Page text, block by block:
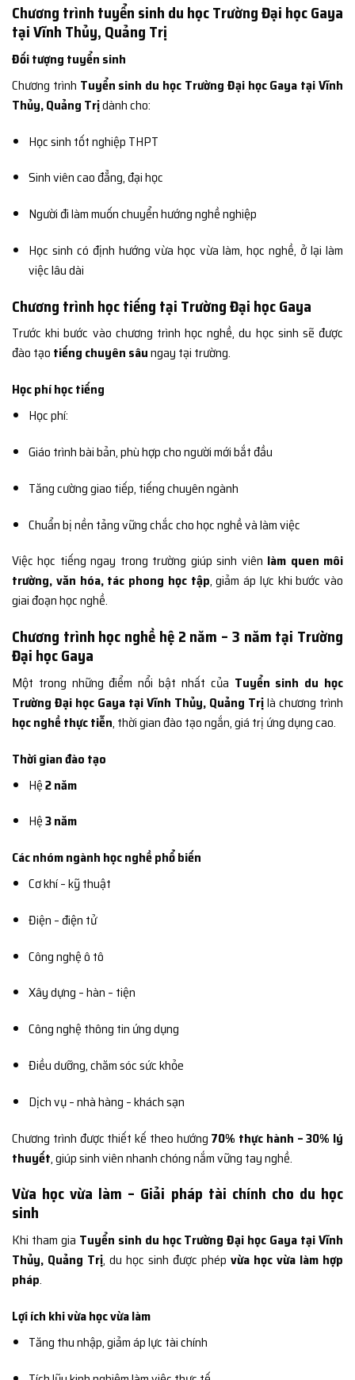
Chương trình tuyển sinh du học Trường Đại học Gaya
tại Vĩnh Thủy, Quảng Trị
Đối tượng tuyển sinh
Chương trình Tuyển sinh du học Trường Đại học Gaya tại Vĩnh
Thủy, Quảng Trịdành cho:
Học sinh tốt nghiệp THPT
Sinh viên cao đẳng, đại học
Người đi làm muốn chuyển hướng nghề nghiệp
Học sinh có định hướng vừa học vừa làm, học nghề, ở lại làm
việc lâu dài
Chương trình học tiếng tại Trường Đại học Gaya
Trước khi bước vào chương trình học nghề, du học sinh sẽ được
đào tạo tiếng chuyên sâungay tại trường.
Học phí học tiếng
Học phí:
Giáo trình bài bản, phù hợp cho người mới bắt đầu
Tăng cường giao tiếp, tiếng chuyên ngành
Chuẩn bị nền tảng vững chắc cho học nghề và làm việc
Việc học tiếng ngay trong trường giúp sinh viên làm quen môi
trường, văn hóa, tác phong học tập, giảm áp lực khi bước vào
giai đoạn học nghề.
Chương trình học nghề hệ 2 năm – 3 năm tại Trường
Đại học Gaya
Một trong những điểm nổi bật nhất của Tuyển sinh du học
Trường Đại học Gaya tại Vĩnh Thủy, Quảng Trịlà chương trình
học nghề thực tiễn, thời gian đào tạo ngắn, giá trị ứng dụng cao.
Thời gian đào tạo
Hệ2 năm
Hệ3 năm
Các nhóm ngành học nghề phổ biến
Cơ khí – kỹ thuật
Điện – điện tử
Công nghệ ô tô
Xây dựng – hàn – tiện
Công nghệ thông tin ứng dụng
Điều dưỡng, chăm sóc sức khỏe
Dịch vụ – nhà hàng – khách sạn
Chương trình được thiết kế theo hướng 70% thực hành – 30% lý
thuyết, giúp sinh viên nhanh chóng nắm vững tay nghề.
Vừa học vừa làm – Giải pháp tài chính cho du học
sinh
Khi tham gia Tuyển sinh du học Trường Đại học Gaya tại Vĩnh
Thủy, Quảng Trị, du học sinh được phép vừa học vừa làm hợp
pháp.
Lợi ích khi vừa học vừa làm
Tăng thu nhập, giảm áp lực tài chính